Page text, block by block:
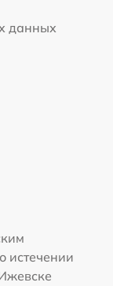
данных
истечении